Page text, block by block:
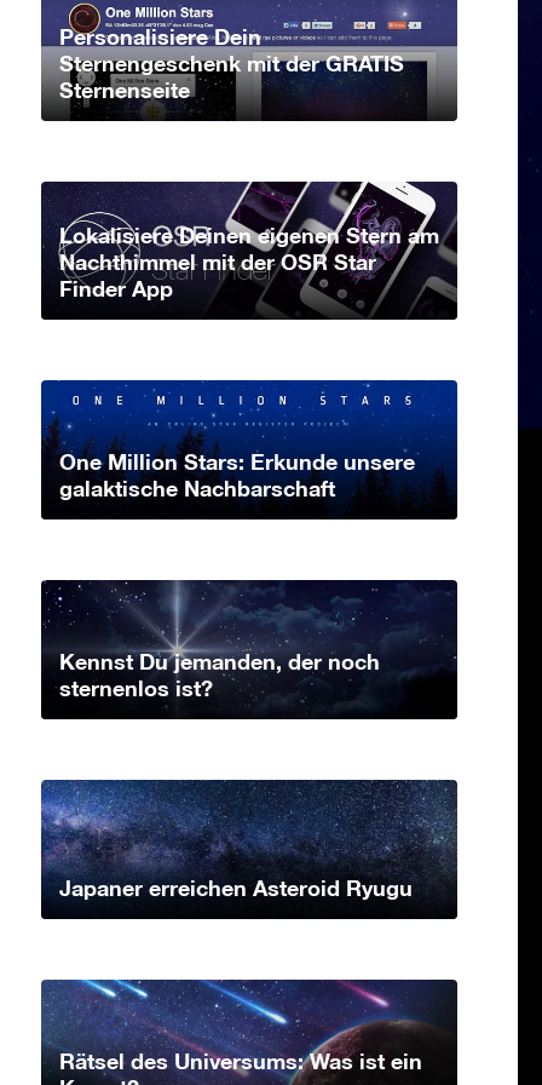
Personalisiere Dein
Sternengeschenk mit der GRATIS
Sternenseite
Lokalisiere Deinen eigenen Stern am
Nachthimmel mit der OSR Star
Finder App
One Million Stars: Erkunde unsere
galaktische Nachbarschaft
Kennst Du jemanden, der noch
sternenlos ist?
Japaner erreichen Asteroid Ryugu
Rätsel des Universums: Was ist ein